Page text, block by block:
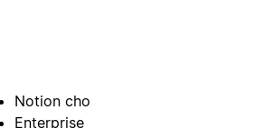
Notion cho
Enterprise